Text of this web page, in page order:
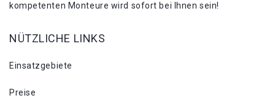
kompetenten Monteure wird sofort bei Ihnen sein!
NÜTZLICHE LINKS
Einsatzgebiete
Preise